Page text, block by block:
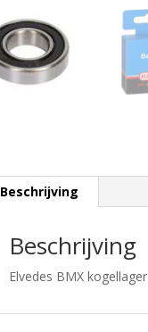
Beschrijving
Beschrijving
Elvedes BMX kogellager